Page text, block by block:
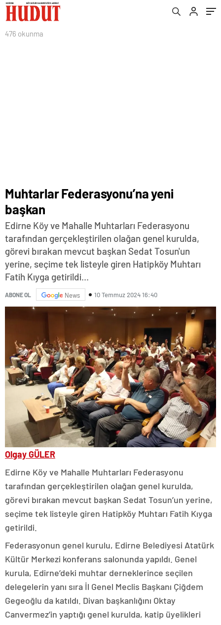
476 okunma
Muhtarlar Federasyonu’na yeni
başkan
Edirne Köy ve Mahalle Muhtarları Federasyonu
tarafından gerçekleştirilen olağan genel kurulda,
görevi bırakan mevcut başkan Sedat Tosun'un
yerine, seçime tek listeyle giren Hatipköy Muhtarı
Fatih Kıyga getirildi...
ABONE OL News 10 Temmuz 2024 16:40
Olgay GÜLER
Edirne Köy ve Mahalle Muhtarları Federasyonu
tarafından gerçekleştirilen olağan genel kurulda,
görevi bırakan mevcut başkan Sedat Tosun’un yerine,
seçime tek listeyle giren Hatipköy Muhtarı Fatih Kıyga
getirildi.
Federasyonun genel kurulu, Edirne Belediyesi Atatürk
Kültür Merkezi konferans salonunda yapıldı. Genel
kurula, Edirne’deki muhtar derneklerince seçilen
delegelerin yanı sıra İl Genel Meclis Başkanı Çiğdem
Gegeoğlu da katıldı. Divan başkanlığını Oktay
Canvermez’in yaptığı genel kurulda, katip üyelikleri